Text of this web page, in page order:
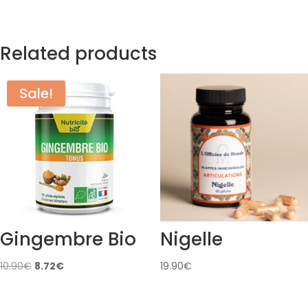
Related products
Sale!
Gingembre Bio
10.90€ Original
8.72€Current
Nigelle
19.90€